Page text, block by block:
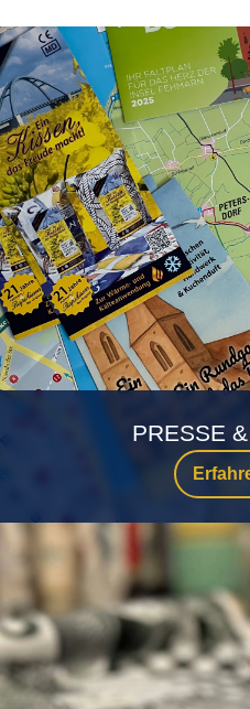
PRESSE